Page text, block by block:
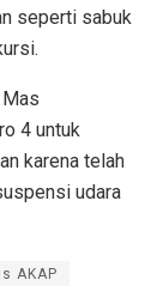
seperti sabuk
4 untuk
karena telah
udara
AKAP